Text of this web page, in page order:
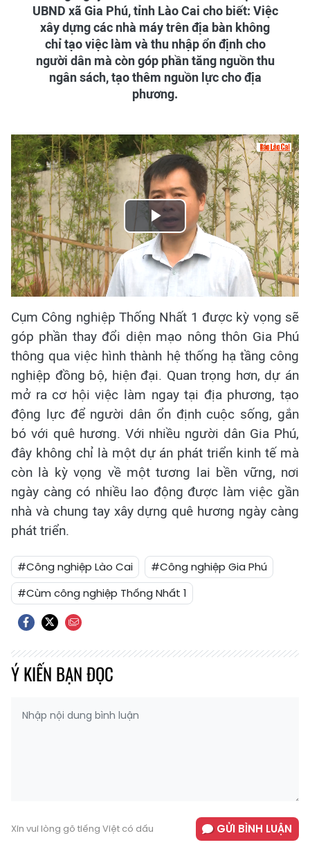
UBND xã Gia Phú, tỉnh Lào Cai cho biết: Việc
xây dựng các nhà máy trên địa bàn không
chỉ tạo việc làm và thu nhập ổn định cho
người dân mà còn góp phần tăng nguồn thu
ngân sách, tạo thêm nguồn lực cho địa
phương.
Play
Video
Cụm Công nghiệp Thống Nhất 1 được kỳ vọng sẽ
góp phần thay đổi diện mạo nông thôn Gia Phú
thông qua việc hình thành hệ thống hạ tầng công
nghiệp đồng bộ, hiện đại. Quan trọng hơn, dự án
mở ra cơ hội việc làm ngay tại địa phương, tạo
động lực để người dân ổn định cuộc sống, gắn
bó với quê hương. Với nhiều người dân Gia Phú,
đây không chỉ là một dự án phát triển kinh tế mà
còn là kỳ vọng về một tương lai bền vững, nơi
ngày càng có nhiều lao động được làm việc gần
nhà và chung tay xây dựng quê hương ngày càng
phát triển.
#Công nghiệp Lào Cai
#Công nghiệp Gia Phú
#Cùm công nghiệp Thống Nhất 1
Ý KIẾN BẠN ĐỌC
Xin vui lòng gõ tiếng Việt có dấu GỬI BÌNH LUẬN